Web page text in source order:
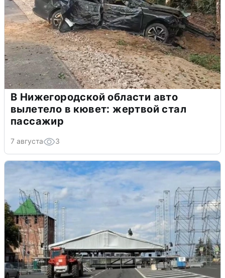
В Нижегородской области авто
вылетело в кювет: жертвой стал
пассажир
7 августа 3